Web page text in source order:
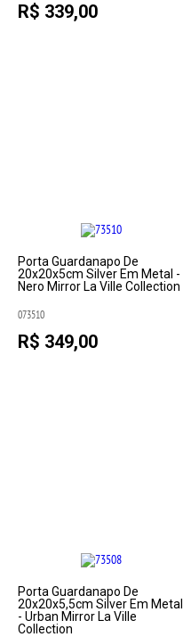
R$ 339,00
Porta Guardanapo De
20x20x5cm Silver Em Metal -
Nero Mirror La Ville Collection
073510
R$ 349,00
Porta Guardanapo De
20x20x5,5cm Silver Em Metal
- Urban Mirror La Ville
Collection